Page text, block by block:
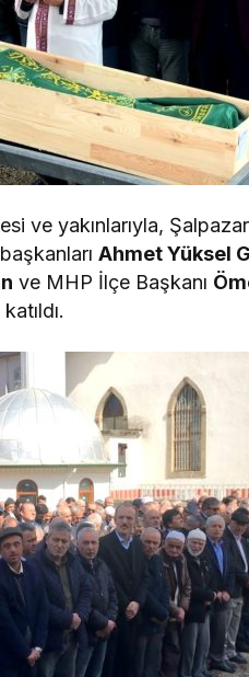
ve yakınlarıyla,
Ahmet Yüksel
ve MHP İlçe Başkanı